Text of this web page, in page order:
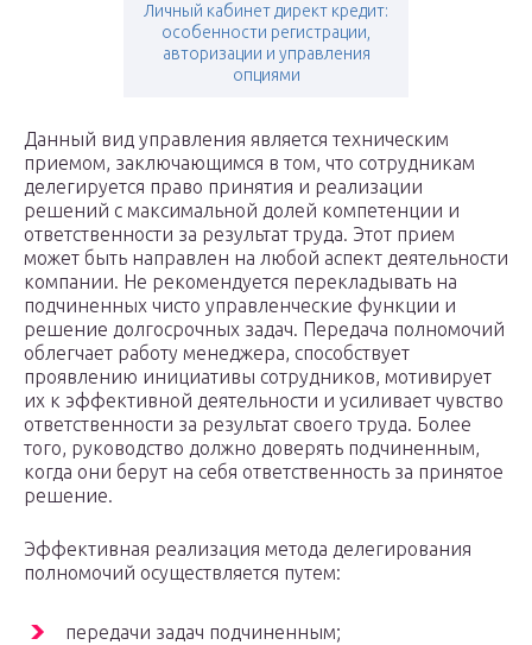
Личный кабинет директ кредит:
особенности регистрации,
авторизации и управления
опциями
Данный вид управления является техническим
приемом, заключающимся в том, что сотрудникам
делегируется право принятия и реализации
решений с максимальной долей компетенции и
ответственности за результат труда. Этот прием
может быть направлен на любой аспект деятельности
компании. Не рекомендуется перекладывать на
подчиненных чисто управленческие функции и
решение долгосрочных задач. Передача полномочий
облегчает работу менеджера, способствует
проявлению инициативы сотрудников, мотивирует
их к эффективной деятельности и усиливает чувство
ответственности за результат своего труда. Более
того, руководство должно доверять подчиненным,
когда они берут на себя ответственность за принятое
решение.
Эффективная реализация метода делегирования
полномочий осуществляется путем:
передачи задач подчиненным;